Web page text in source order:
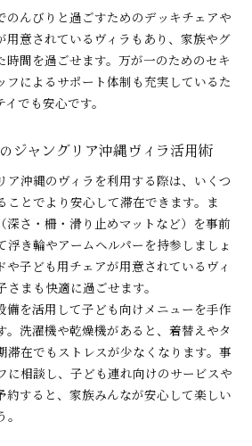
のんびりと過ごすためのデッキチェアや
用意されているヴィラもあり、家族やグ
時間を過ごせます。万が一のためのセキ
フによるサポート体制も充実しているた
でも安心です。
ジャングリア沖縄ヴィラ活用術
ア沖縄のヴィラを利用する際は、いくつ
ことでより安心して滞在できます。ま
深さ・柵・滑り止めマットなど）を事前
浮き輪やアームヘルパーを持参しましょ
や子ども用チェアが用意されているヴィ
まも快適に過ごせます。
備を活用して子ども向けメニューを手作
。洗濯機や乾燥機があると、着替えやタ
滞在でもストレスが少なくなります。事
に相談し、子ども連れ向けのサービスや
約すると、家族みんなが安心して楽しい